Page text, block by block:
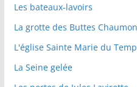
Les bateaux-lavoirs
La grotte des Buttes
L'église Sainte Marie du
La Seine gelée